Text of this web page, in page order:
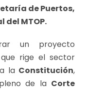
de Puertos,
MTOP.
un proyecto
rige el sector
la Constitución,
de la Corte